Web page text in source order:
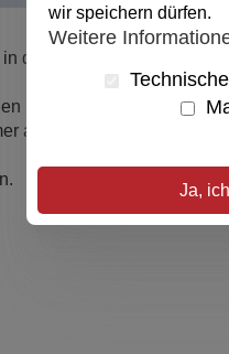
die Seele lässt, spielt die
leichten Tagen voller
an der Seite ist und uns
wir speichern dürfen.
Weitere
Technische
Ja,